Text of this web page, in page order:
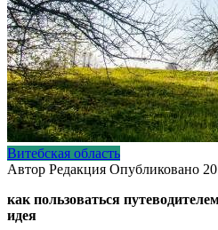
Витебская область
Автор Редакция Опубликовано
как пользоваться
идея